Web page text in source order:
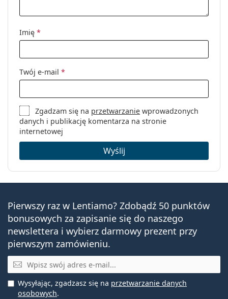
Imię *
Twój e-mail *
Zgadzam się na przetwarzanie wprowadzonych
danych i publikację komentarza na stronie
internetowej
Wyślij
Pierwszy raz w Lentiamo? Zdobądź 50 punktów
bonusowych za zapisanie się do naszego
newslettera i wybierz darmowy prezent przy
pierwszym zamówieniu.
E-mail
Wysyłając, zgadzasz się na przetwarzanie danych
osobowych.